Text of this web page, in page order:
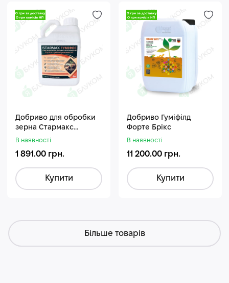
Добриво для обробки
зерна Стармакс
Гуміфос
В наявності
1 891.00 грн.
Купити
Добриво Гуміфілд
Форте Брікс
В наявності
11 200.00 грн.
Купити
Більше товарів